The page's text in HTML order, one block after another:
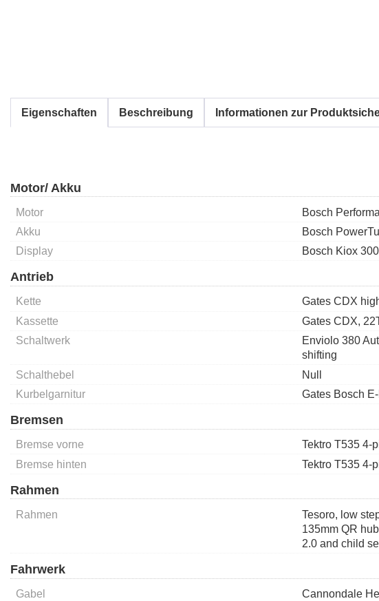
Eigenschaften Beschreibung Informationen zur
Motor/ Akku
Motor
Bosch
Akku
Bosch
Display
Bosch Kiox
Antrieb
Kette
Gates CDX
Kassette
Gates CDX,
Schaltwerk
Enviolo 380
shifting
Schalthebel
Null
Kurbelgarnitur
Gates Bosch
Bremsen
Bremse vorne
Tektro T535 4-
Bremse hinten
Tektro T535 4-
Rahmen
Rahmen
Tesoro, low
135mm QR
2.0 and child
Fahrwerk
Gabel
Cannondale